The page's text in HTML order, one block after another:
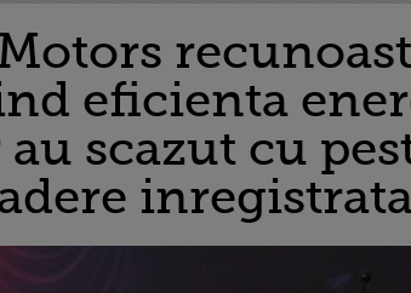
eficienta
scazut cu